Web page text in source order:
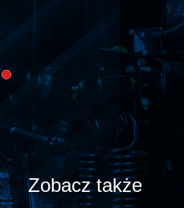
Zobacz także